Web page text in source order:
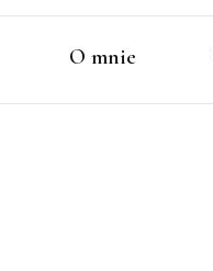
O mnie